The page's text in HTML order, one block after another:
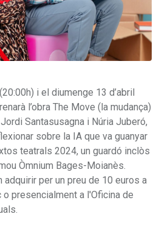
i el diumenge 13 d’abril
l’obra The Move (la mudança)
Santasusagna i Núria Juberó,
sobre la IA que va guanyar
teatrals 2024, un guardó inclòs
Òmnium Bages-Moianès.
adquirir per un preu de 10 euros a
presencialment a l'Oficina de